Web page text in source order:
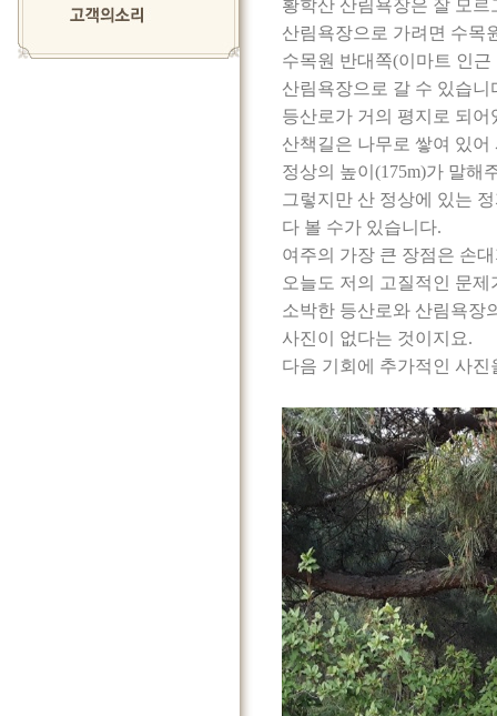
황학산 산림욕장은 잘 모르
산림욕장으로 가려면 수목
수목원 반대쪽(이마트 인
산림욕장으로 갈 수 있습니
등산로가 거의 평지로 되
산책길은 나무로 쌓여 있
정상의 높이(175m)가 말해
그렇지만 산 정상에 있는
다 볼 수가 있습니다.
여주의 가장 큰 장점은 손
오늘도 저의 고질적인 문제
소박한 등산로와 산림욕장
사진이 없다는 것이지요.
다음 기회에 추가적인 사